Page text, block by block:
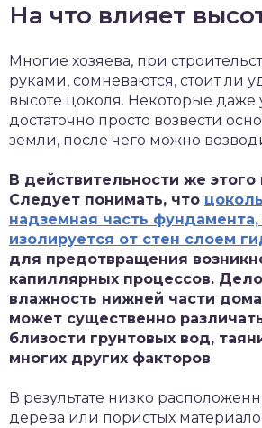
На что влияет
Многие хозяева, при
руками, сомневаются, стоит ли
высоте цоколя. Некоторые даже
достаточно просто возвести
земли, после чего можно
В действительности же этого
Следует понимать, что
надземная часть фундамента,
изолируется от стен слоем
для предотвращения
капиллярных процессов.
влажность нижней части
может существенно
близости грунтовых вод,
многих других факторов.
В результате низко
дерева или пористых